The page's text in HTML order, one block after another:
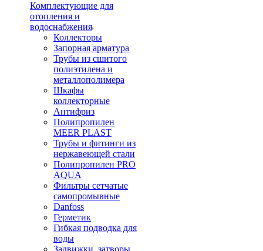
Комплектующие для
отопления и
водоснабжения
Коллекторы
Запорная арматура
Трубы из сшитого
полиэтилена и
металлополимера
Шкафы
коллекторные
Антифриз
Полипропилен
MEER PLAST
Трубы и фитинги из
нержавеющей стали
Полипропилен PRO
AQUA
Фильтры сетчатые
самопромывные
Danfoss
Герметик
Гибкая подводка для
воды
Задвижки, затворы,